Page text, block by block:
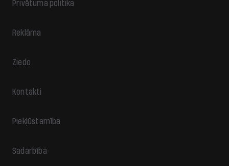
Privātuma politika
Reklāma
Ziedo
Kontakti
Piekļūstamība
Sadarbība